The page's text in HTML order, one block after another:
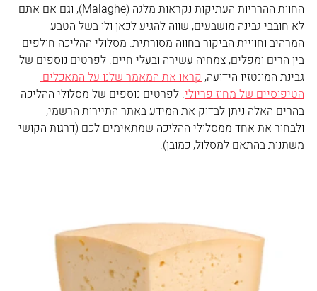
החוות ההרריות העתיקות נקראות מלגה (Malaghe
), וגם אם אתם
לא חובבי גבינה מושבעים, שווה להגיע לכאן ולו בשל הטבע
המרהיב וחוויית הביקור בחווה מסורתית. מסלולי ההליכה חולפים
בין הרים ומפלים, צמחיה עשירה ובעלי חיים. לפרטים נוספים של
גבינת המונטזיו הידועה, קראו את המאמר שלנו על המאכלים
הטיפוסיים של מחוז פריולי. לפרטים נוספים של מסלולי ההליכה
בהרים האלה ניתן לבדוק את המידע באתר התיירות הרשמי,
ולבחור את אחד ממסלולי ההליכה שמתאימים לכם (דרגות הקושי
משתנות בהתאם למסלול, כמובן).